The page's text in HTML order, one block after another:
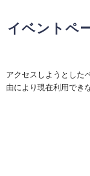
イベントペ
アクセスしようとした
由により現在利用でき